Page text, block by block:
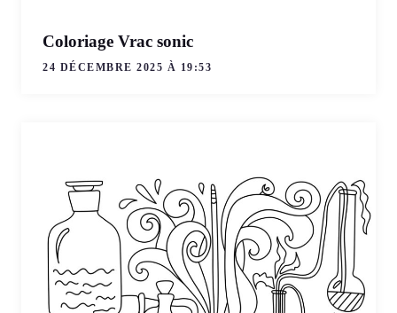
Coloriage Vrac sonic
24 DÉCEMBRE 2025 À 19:53